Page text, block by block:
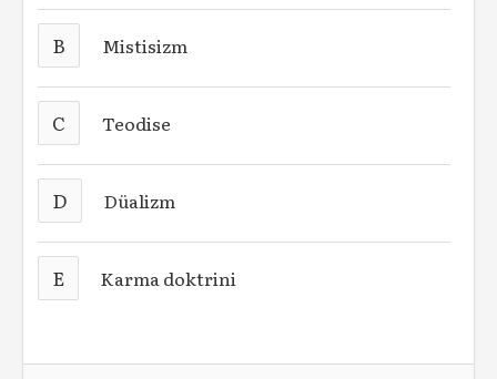
B Mistisizm
C Teodise
D Düalizm
E Karma doktrini